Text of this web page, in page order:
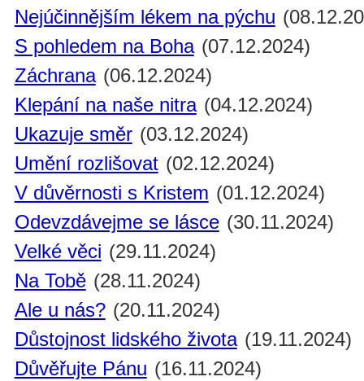
Nejúčinnějším lékem na pýchu
S pohledem na Boha (07.12.2024)
Záchrana (06.12.2024)
Klepání na naše nitra (04.12.2024)
Ukazuje směr (03.12.2024)
Umění rozlišovat (02.12.2024)
V důvěrnosti s Kristem (01.12.2024)
Odevzdávejme se lásce (30.11.2024)
Velké věci (29.11.2024)
Na Tobě (28.11.2024)
Ale u nás? (20.11.2024)
Důstojnost lidského života (19.11.2024)
Důvěřujte Pánu (16.11.2024)